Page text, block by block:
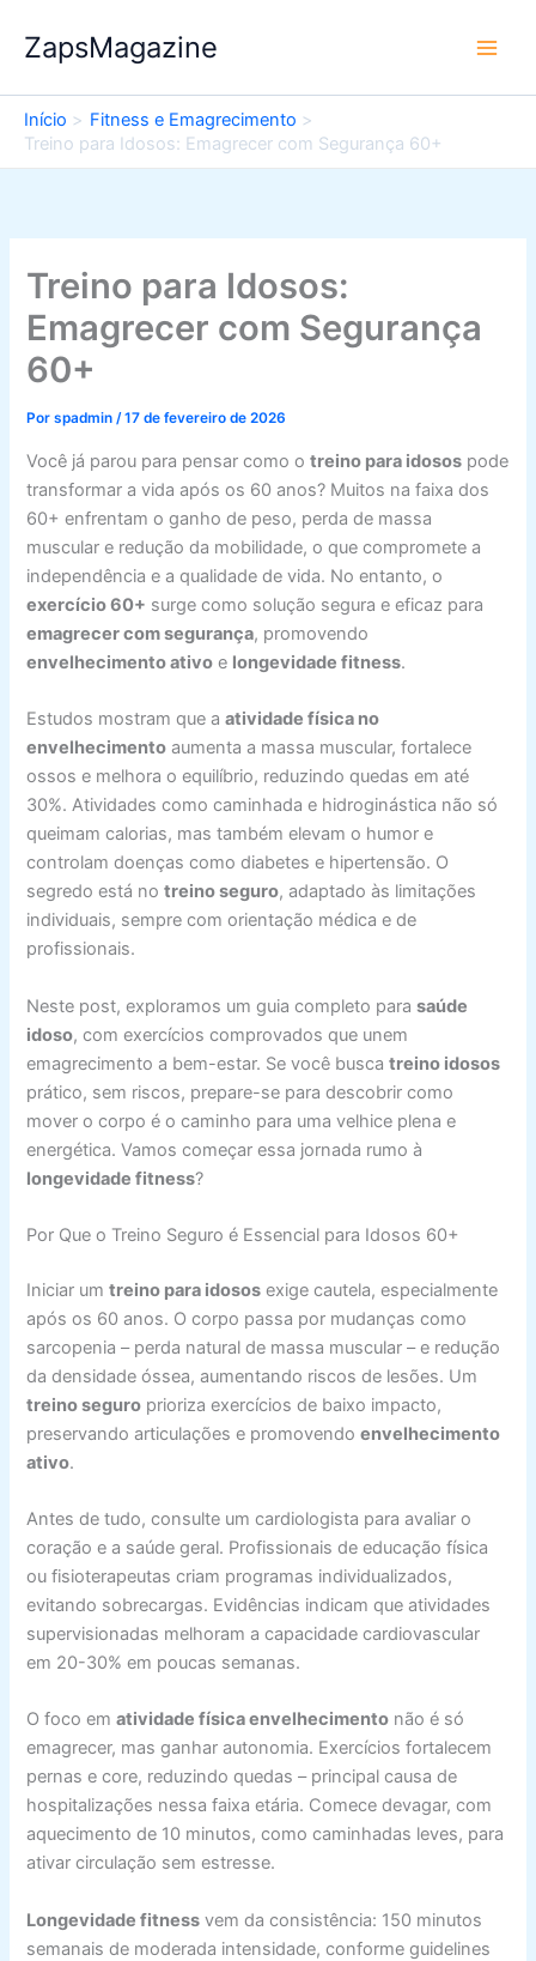
para
conteúdo
ZapsMagazine
Início
Fitness e Emagrecimento
Treino para Idosos: Emagrecer com Segurança 60+
Treino para Idosos:
Emagrecer com Segurança
60+
Porspadmin/17 de fevereiro de 2026
Você já parou para pensar como otreino para idosos pode
transformar a vida após os 60 anos? Muitos na faixa dos
60+ enfrentam o ganho de peso, perda de massa
muscular e redução da mobilidade, o que compromete a
independência e a qualidade de vida. No entanto, o
exercício 60+ surge como solução segura e eficaz para
emagrecer com segurança, promovendo
envelhecimento ativo e longevidade fitness.
Estudos mostram que aatividade física no
envelhecimento aumenta a massa muscular, fortalece
ossos e melhora o equilíbrio, reduzindo quedas em até
30%. Atividades como caminhada e hidroginástica não só
queimam calorias, mas também elevam o humor e
controlam doenças como diabetes e hipertensão. O
segredo está notreino seguro, adaptado às limitações
individuais, sempre com orientação médica e de
profissionais.
Neste post, exploramos um guia completo parasaúde
idoso, com exercícios comprovados que unem
emagrecimento a bem-estar. Se você buscatreino idosos
prático, sem riscos, prepare-se para descobrir como
mover o corpo é o caminho para uma velhice plena e
energética. Vamos começar essa jornada rumo à
longevidade fitness?
Por Que o Treino Seguro é Essencial para Idosos 60+
Iniciar umtreino para idosos exige cautela, especialmente
após os 60 anos. O corpo passa por mudanças como
sarcopenia – perda natural de massa muscular – e redução
da densidade óssea, aumentando riscos de lesões. Um
treino seguro prioriza exercícios de baixo impacto,
preservando articulações e promovendoenvelhecimento
ativo.
Antes de tudo, consulte um cardiologista para avaliar o
coração e a saúde geral. Profissionais de educação física
ou fisioterapeutas criam programas individualizados,
evitando sobrecargas. Evidências indicam que atividades
supervisionadas melhoram a capacidade cardiovascular
em 20-30% em poucas semanas.
O foco ematividade física envelhecimento não é só
emagrecer, mas ganhar autonomia. Exercícios fortalecem
pernas e core, reduzindo quedas – principal causa de
hospitalizações nessa faixa etária. Comece devagar, com
aquecimento de 10 minutos, como caminhadas leves, para
ativar circulação sem estresse.
Longevidade fitness vem da consistência: 150 minutos
semanais de moderada intensidade, conforme guidelines